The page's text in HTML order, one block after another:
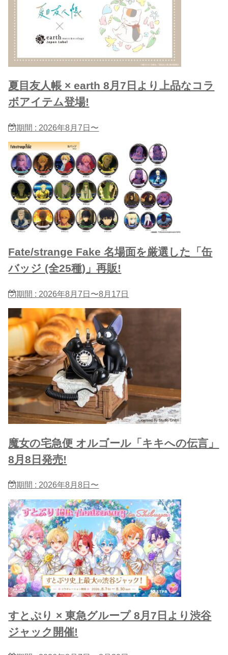
夏目友人帳 × earth 8月7日より上品なコラ
ボアイテム登場!
期間 : 2026年8月7日〜
Fate/strange Fake 名場面を厳選した「缶
バッジ (全25種)」再販!
期間 : 2026年8月7日〜8月17日
魔女の宅急便 オルゴール「キキへの伝言」
8月8日発売!
期間 : 2026年8月8日〜
すとぷり × 東急グループ 8月7日より渋谷
ジャック開催!